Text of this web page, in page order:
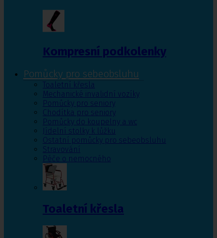
Kompresní podkolenky
Pomůcky pro sebeobsluhu
Toaletní křesla
Mechanické invalidní vozíky
Pomůcky pro seniory
Chodítka pro seniory
Pomůcky do koupelny a wc
Jídelní stolky k lůžku
Ostatní pomůcky pro sebeobsluhu
Stravování
Péče o nemocného
Toaletní křesla